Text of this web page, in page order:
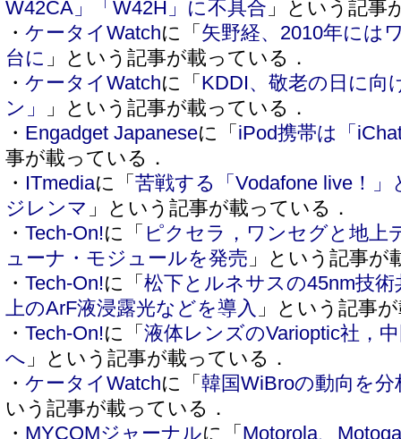
W42CA」「W42H」に不具合 」という記事
・ケータイWatchに「 矢野経、2010年には
台に 」という記事が載っている．
・ケータイWatchに「 KDDI、敬老の日に向
ン」
」という記事が載っている．
・ Engadget Japaneseに「 iPod携帯は「
事が載っている．
・ ITmediaに「苦戦する「Vodafone live！
ジレンマ 」という記事が載っている．
・Tech-On!に「 ピクセラ，ワンセグと地上
ューナ・モジュールを発売 」という記事が
・Tech-On!に「松下とルネサスの45nm技
上のArF液浸露光などを導入 」という記事
・Tech-On!に「液体レンズのVarioptic社，
へ 」という記事が載っている．
・ケータイWatchに「韓国WiBroの動向を
いう記事が載っている．
・ MYCOMジャーナルに「 Motorola、